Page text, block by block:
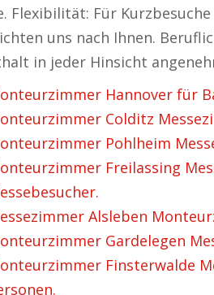
Flexibilität: Für
uns nach Ihnen.
in jeder Hinsicht
Hannover für
Colditz
Pohlheim
Freilassing
Alsleben
Gardelegen
Finsterwalde